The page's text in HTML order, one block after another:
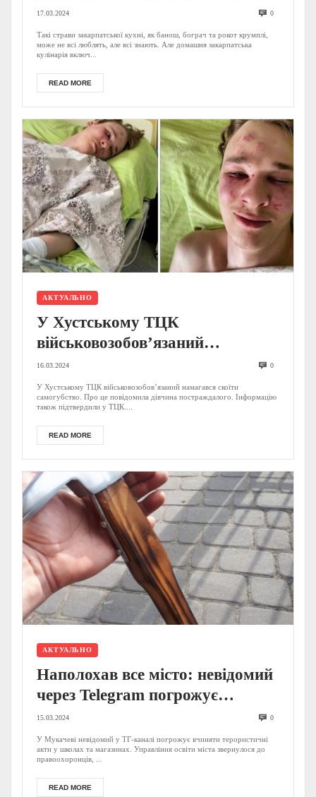
страви
17.03.2024 0
Такі страви закарпатської кухні, як банош, бограч та рокот крумплі,
може не всі люблять, але всі знають. Але домашня закарпатська
кулінарія включ...
READ MORE
АКТУАЛЬНО
У Хустському ТЦК
військовозобов’язаний
намагався вчинити суїцид:
поліція веде розслідування
16.03.2024 0
У Хустському ТЦК військовозобов’язаний намагався скоїти
самогубство. Про це повідомила дівчина постраждалого. Інформацію
також підтвердили у ТЦК....
READ MORE
АКТУАЛЬНО
Наполохав все місто: невідомий
через Telegram погрожує
мукачівцям помстою (оновлено)
15.03.2024 0
У Мукачеві невідомий у ТГ-каналі погрожує вчиняти терористичні
акти у школах та магазинах. Управління освіти міста звернулося до
правоохоронців, ...
READ MORE